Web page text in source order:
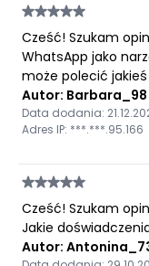
Cześć! Szukam
WhatsApp jako
może polecić
Autor: Barbara_98
Data dodania:
Adres IP: ***.***.95.166
Cześć! Szukam
Jakie
Autor: